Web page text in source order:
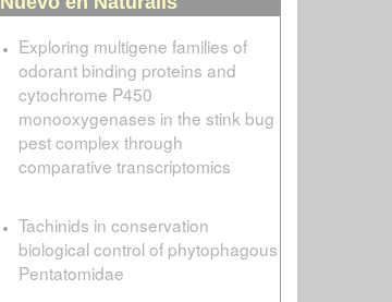
Exploring multigene families of
odorant binding proteins and
cytochrome P450
monooxygenases in the stink bug
pest complex through
comparative transcriptomics
Tachinids in conservation
biological control of phytophagous
Pentatomidae